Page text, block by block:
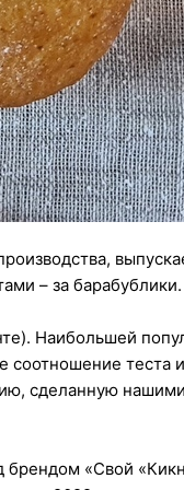
– за барабублики.
Наибольшей
соотношение теста
сделанную
«Свой